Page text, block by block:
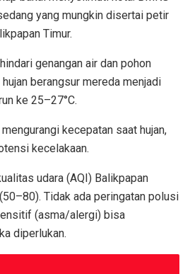
yang mungkin disertai petir
Timur.
genangan air dan pohon
berangsur mereda menjadi
ke 25–27°C.
kecepatan saat hujan,
kecelakaan.
udara (AQI) Balikpapan
Tidak ada peringatan polusi
(asma/alergi) bisa
diperlukan.